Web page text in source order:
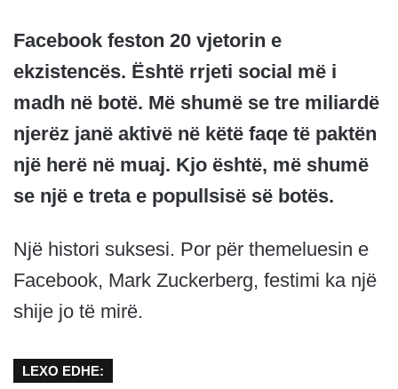
Facebook feston 20 vjetorin e
ekzistencës. Është rrjeti social më i
madh në botë. Më shumë se tre miliardë
njerëz janë aktivë në këtë faqe të paktën
një herë në muaj. Kjo është, më shumë
se një e treta e popullsisë së botës.
Një histori suksesi. Por për themeluesin e
Facebook, Mark Zuckerberg, festimi ka një
shije jo të mirë.
LEXO EDHE: